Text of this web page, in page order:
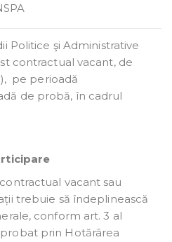
Politice şi Administrative
contractual vacant, de
pe perioadă
de probă, în cadrul
vacant sau
trebuie să îndeplinească
conform art. 3 al
prin Hotărârea